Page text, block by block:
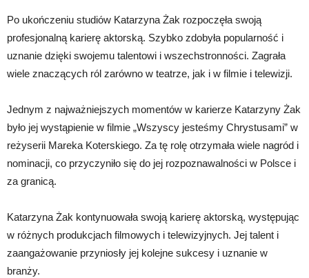
Po ukończeniu studiów Katarzyna Żak rozpoczęła swoją
profesjonalną karierę aktorską. Szybko zdobyła popularność i
uznanie dzięki swojemu talentowi i wszechstronności. Zagrała
wiele znaczących ról zarówno w teatrze, jak i w filmie i telewizji.
Jednym z najważniejszych momentów w karierze Katarzyny Żak
było jej wystąpienie w filmie „Wszyscy jesteśmy Chrystusami” w
reżyserii Mareka Koterskiego. Za tę rolę otrzymała wiele nagród i
nominacji, co przyczyniło się do jej rozpoznawalności w Polsce i
za granicą.
Katarzyna Żak kontynuowała swoją karierę aktorską, występując
w różnych produkcjach filmowych i telewizyjnych. Jej talent i
zaangażowanie przyniosły jej kolejne sukcesy i uznanie w
branży.